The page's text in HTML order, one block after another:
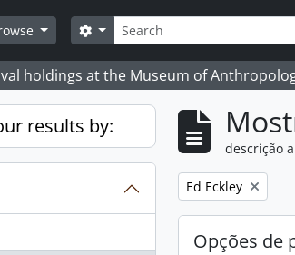
Pesquisar
Search options
holdings at the Museum of
results by:
descrição
Remove filter:
Ed Eckley
Opções de